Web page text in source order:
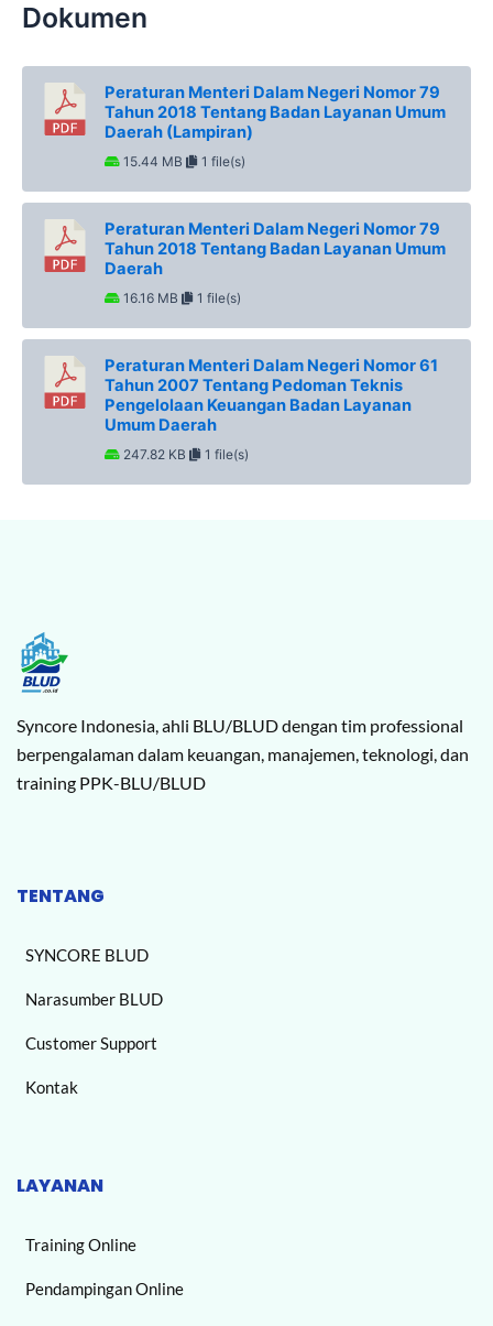
Dokumen
Peraturan Menteri Dalam Negeri Nomor 79
Tahun 2018 Tentang Badan Layanan Umum
Daerah (Lampiran)
15.44 MB 1 file(s)
Peraturan Menteri Dalam Negeri Nomor 79
Tahun 2018 Tentang Badan Layanan Umum
Daerah
16.16 MB 1 file(s)
Peraturan Menteri Dalam Negeri Nomor 61
Tahun 2007 Tentang Pedoman Teknis
Pengelolaan Keuangan Badan Layanan
Umum Daerah
247.82 KB 1 file(s)
Syncore Indonesia, ahli BLU/BLUD dengan tim professional
berpengalaman dalam keuangan, manajemen, teknologi, dan
training PPK-BLU/BLUD
TENTANG
SYNCORE BLUD
Narasumber BLUD
Customer Support
Kontak
LAYANAN
Training Online
Pendampingan Online